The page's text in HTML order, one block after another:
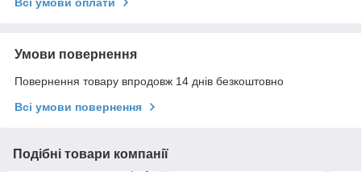
Умови повернення
Повернення товару впродовж 14 днів безкоштовно
Всі умови повернення
Подібні товари компанії